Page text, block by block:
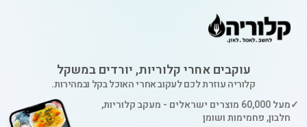
עוקבים אחרי קלוריות, יורדים במשקל
קלוריה עוזרת לכם לעקוב אחרי האוכל בקל ובמהירות.
✓
מעל 60,000 מוצרים ישראלים - מעקב קלוריות,
חלבון, פחמימות ושומן